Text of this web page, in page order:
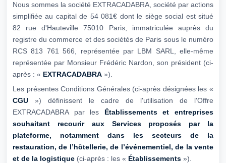
Nous sommes la société EXTRACADABRA, société par actions
simplifiée au capital de 54 081€ dont le siège social est situé
82 rue d'Hauteville 75010 Paris, immatriculée auprès du
registre du commerce et des sociétés de Paris sous le numéro
RCS 813 761 566, représentée par LBM SARL, elle-même
représentée par Monsieur Frédéric Nardon, son président (ci-
après : « EXTRACADABRA »).
Les présentes Conditions Générales (ci-après désignées les «
CGU ») définissent le cadre de l'utilisation de l'Offre
EXTRACADABRA par les Établissements et entreprises
souhaitant recourir aux Services proposés par la
plateforme, notamment dans les
secteurs de la
restauration, de l’hôtellerie, de l’événementiel, de la vente
et de la logistique (ci-après : les « Établissements »).